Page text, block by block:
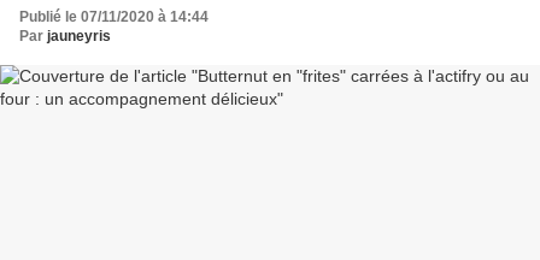
Publié le 07/11/2020 à 14:44
Par jauneyris